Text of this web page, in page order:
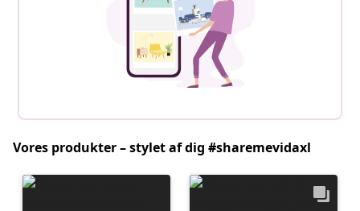
Vores produkter – stylet af dig #sharemevidaxl